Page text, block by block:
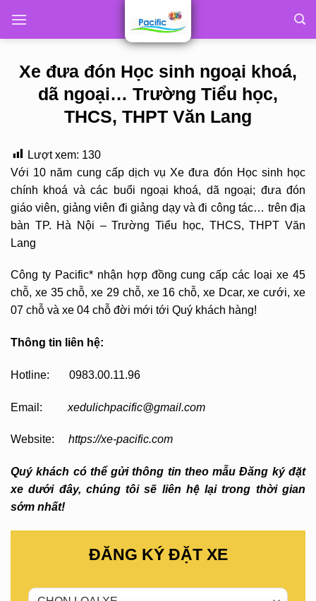
Xe đưa đón Học sinh ngoại khoá,
dã ngoại… Trường Tiểu học,
THCS, THPT Văn Lang
Lượt xem: 130
Với 10 năm cung cấp dịch vụ Xe đưa đón Học sinh học
chính khoá và các buổi ngoại khoá, dã ngoại; đưa đón
giáo viên, giảng viên đi giảng dạy và đi công tác… trên địa
bàn TP. Hà Nội – Trường Tiểu học, THCS, THPT Văn
Lang
Công ty Pacific* nhận hợp đồng cung cấp các loại xe 45
chỗ, xe 35 chỗ, xe 29 chỗ, xe 16 chỗ, xe Dcar, xe cưới, xe
07 chỗ và xe 04 chỗ đời mới tới Quý khách hàng!
Thông tin liên hệ:
Hotline: 0983.00.11.96
Email: xedulichpacific@gmail.com
Website: https://xe-pacific.com
Quý khách có thể gửi thông tin theo mẫu Đăng ký đặt
xe dưới đây, chúng tôi sẽ liên hệ lại trong thời gian
sớm nhất!
ĐĂNG KÝ ĐẶT XE